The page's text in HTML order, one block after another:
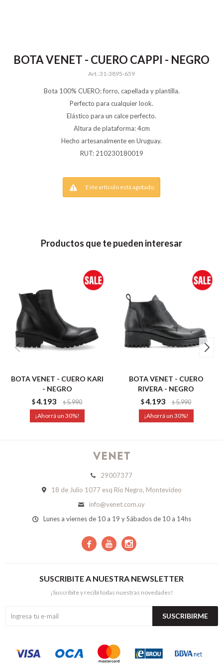
BOTA VENET - CUERO CAPPI - NEGRO
31-3895-659
Bota 100% CUERO: forro, capellada y plantilla.
Perfecto para cualquier look.
Elástico para un calce perfecto.
Altura de plataforma: 4cm
Hecho artesanalmente en Uruguay.
RUT: 210230180019
Este artículo está agotado.
Productos que te pueden interesar
BOTA VENET - CUERO KARI
- NEGRO
$4.193 $5.990
30
BOTA VENET - CUERO
RIVERA - NEGRO
$4.193 $5.990
30
29007377
18 de Julio 1077 esq Río Negro, Montevideo
info@venet.com.uy
Lunes a viernes de 10 a 19 y Sábados de 10 a 14hs
  
SUSCRIBITE A NUESTRA NEWSLETTER
¡Suscribite y recibí todas nuestras novedades!
SUSCRIBIRME